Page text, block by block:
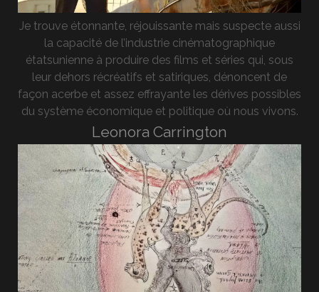
Je trouve étonnante, réjouissante mais suspecte aussi
la capacité de l’industrie cinématographique
étatsunienne à produire des films et séries qui, sous
leur dehors récréatifs et satiriques, dénoncent de
façon acerbe et assez effrayante les dérives possibles
du système économique et politique où nous vivons.
Leonora Carrington